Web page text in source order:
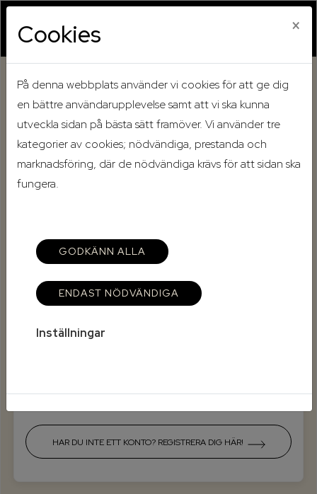
Hem Mina sidor
Mina sidor
Starta Mobilt BankID
HAR DU INTE ETT KONTO? REGISTRERA DIG HÄR!
Cookies ×
På denna webbplats använder vi cookies för att ge dig
en bättre användarupplevelse samt att vi ska kunna
utveckla sidan på bästa sätt framöver. Vi använder tre
kategorier av cookies; nödvändiga, prestanda och
marknadsföring, där de nödvändiga krävs för att sidan ska
fungera.
GODKÄNN ALLA
ENDAST NÖDVÄNDIGA
Inställningar